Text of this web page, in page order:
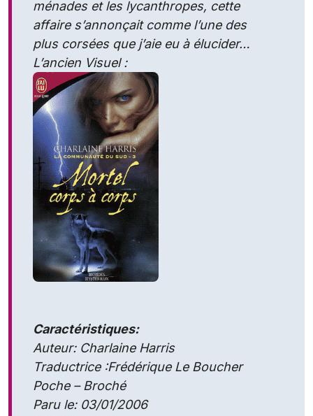
ménades et les lycanthropes, cette
affaire s’annonçait comme l’une des
plus corsées que j’aie eu à élucider…
L’ancien Visuel :
Caractéristiques:
Auteur: Charlaine Harris
Traductrice :Frédérique Le Boucher
Poche – Broché
Paru le: 03/01/2006